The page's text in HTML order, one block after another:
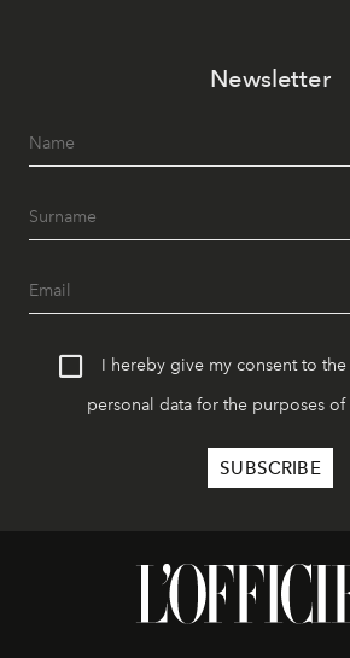
Newsletter
I hereby give my consent to
personal data for the purposes of